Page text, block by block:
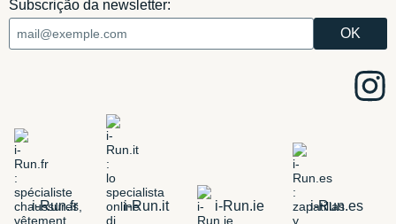
Subscrição da newsletter:
i-Run.fr i-Run.it i-Run.ie i-Run.es